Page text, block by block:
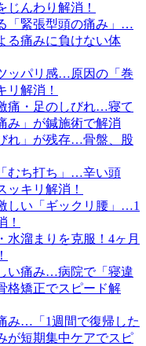
んわり解消！
「緊張型頭の痛み」…
る痛みに負けない体
ッパリ感…原因の「巻
リ解消！
痛・足のしびれ…寝て
み」が鍼施術で解消
れ」が残存…骨盤、股
むち打ち」…辛い頭
ッキリ解消！
しい「ギックリ腰」…1
！
水溜まりを克服！4ヶ月
い痛み…病院で「寝違
格矯正でスピード解
み…「1週間で復帰した
が短期集中ケアでスピ